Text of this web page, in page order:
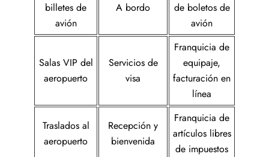
billetes de
avión
A bordo
de boletos de
avión
Salas VIP del
aeropuerto
Servicios de
visa
Franquicia de
equipaje,
facturación en
línea
Traslados al
aeropuerto
Recepción y
bienvenida
Franquicia de
artículos libres
de impuestos